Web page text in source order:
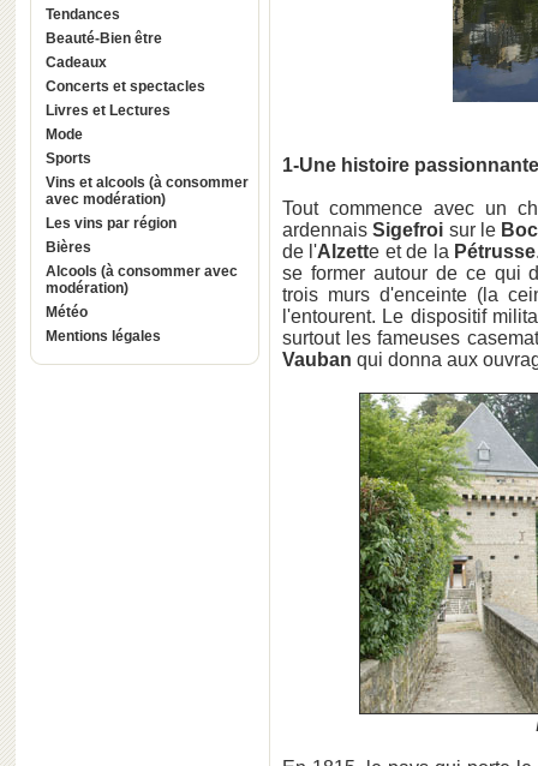
Tendances
Beauté-Bien être
Cadeaux
Concerts et spectacles
Livres et Lectures
Mode
Sports
Vins et alcools (à consommer
avec modération)
Les vins par région
Bières
Alcools (à consommer avec
modération)
Météo
Mentions légales
1-Une histoire passionnante
Tout commence avec un
ardennaisSigefroi sur le
de l'Alzette et de la Pétrusse
se former autour de ce qui
trois murs d'enceinte (la
l'entourent. Le dispositif
surtout les fameuses
Vauban qui donna aux